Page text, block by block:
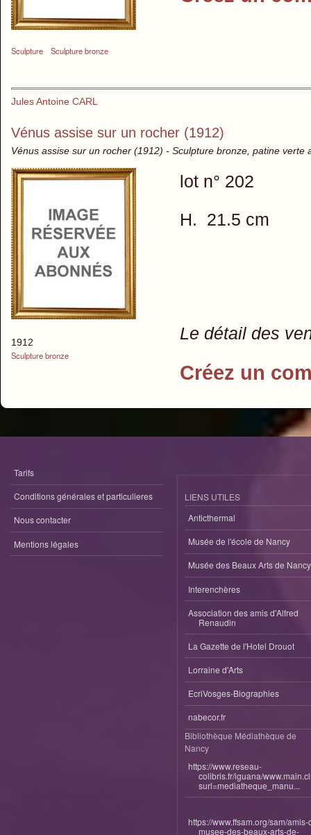
Sculpture Sculpture bronze
Jules Antoine CARL
Vénus assise sur un rocher (1912)
Vénus assise sur un rocher (1912) - Sculpture bronze, patine verte
1912
Sculpture bronze
lot n° 202
H. 21.5 cm
Le détail des
Créez un
Tarifs
Conditions générales et particulieres
Nous contacter
Mentions légales
LIENS UTILES
Anticthermal
Musée de l'école de Nancy
Musée des Beaux Arts de Nancy
Interenchères
Association des amis d'Alfred
Renaudin
La Gazette de l'Hotel Drouot
Lorraine d'Arts
EcriVosges-Biographies
nabecor.fr
Bibliothèque Médiathèque de
Nancy
https://www.reseau-
colibris.fr/iguana/
surl=mediatheque_manu...
https://www.ffsam.org/sam/amis-
musee-des-beaux-arts-de-